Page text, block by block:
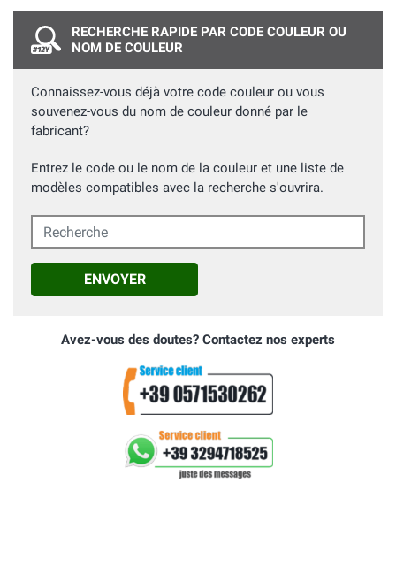
RECHERCHE RAPIDE PAR CODE COULEUR OU
NOM DE COULEUR
Connaissez-vous déjà votre code couleur ou vous
souvenez-vous du nom de couleur donné par le
fabricant?
Entrez le code ou le nom de la couleur et une liste de
modèles compatibles avec la recherche s'ouvrira.
Recherche
ENVOYER
Avez-vous des doutes? Contactez nos experts